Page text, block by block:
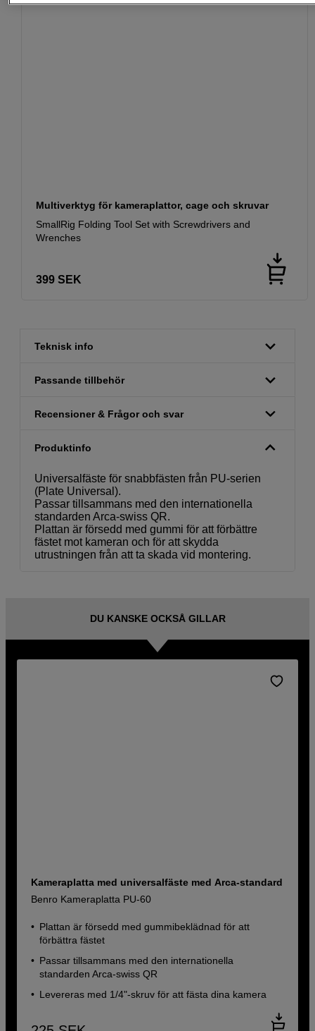
Multiverktyg för kameraplattor, cage och skruvar
SmallRig Folding Tool Set with Screwdrivers and
Wrenches
399 SEK
Teknisk info
Passande tillbehör
Recensioner & Frågor och svar
Produktinfo
Universalfäste för snabbfästen från PU-serien
(Plate Universal).
Passar tillsammans med den internationella
standarden Arca-swiss QR.
Plattan är försedd med gummi för att förbättre
fästet mot kameran och för att skydda
utrustningen från att ta skada vid montering.
DU KANSKE OCKSÅ GILLAR
Kameraplatta med universalfäste med Arca-standard
Benro Kameraplatta PU-60
Plattan är försedd med gummibeklädnad för att
förbättra fästet
Passar tillsammans med den internationella
standarden Arca-swiss QR
Levereras med 1/4"-skruv för att fästa dina kamera